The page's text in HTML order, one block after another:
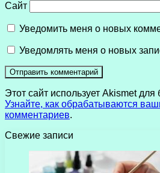
Сайт
Уведомить меня о новых
Уведомлять меня о новых
Этот сайт использует Akismet
Узнайте, как обрабатываются
комментариев.
Свежие записи